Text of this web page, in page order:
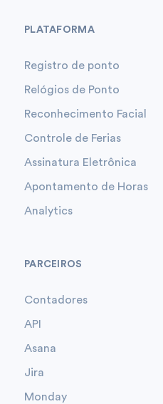
PLATAFORMA
Registro de ponto
Relógios de Ponto
Reconhecimento Facial
Controle de Ferias
Assinatura Eletrônica
Apontamento de Horas
Analytics
PARCEIROS
Contadores
API
Asana
Jira
Monday